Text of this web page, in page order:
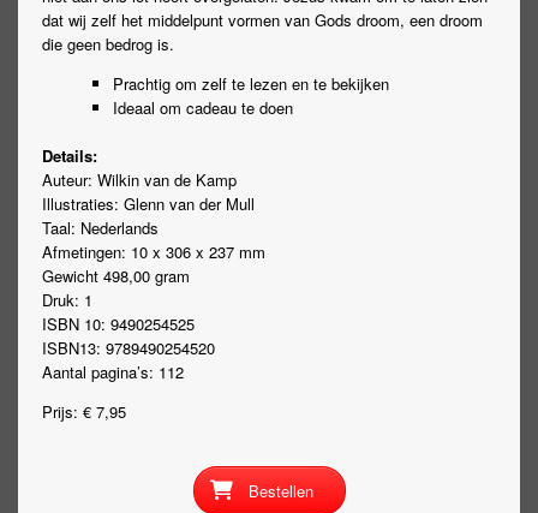
dat wij zelf het middelpunt vormen van Gods droom, een droom
die geen bedrog is.
Prachtig om zelf te lezen en te bekijken
Ideaal om cadeau te doen
Details:
Auteur: Wilkin van de Kamp
Illustraties: Glenn van der Mull
Taal: Nederlands
Afmetingen: 10 x 306 x 237 mm
Gewicht 498,00 gram
Druk: 1
ISBN 10: 9490254525
ISBN13: 9789490254520
Aantal pagina’s: 112
Prijs: € 7,95
Bestellen